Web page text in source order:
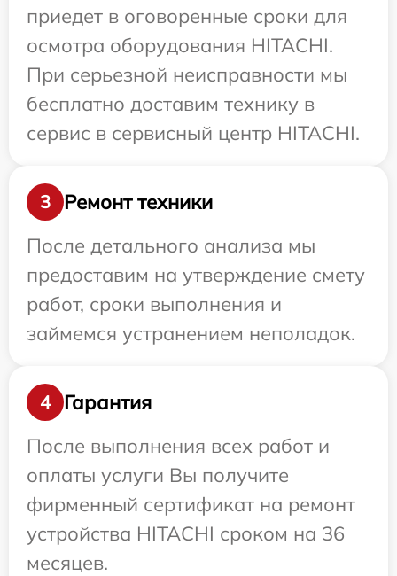
приедет в оговоренные сроки для
осмотра оборудования HITACHI.
При серьезной неисправности мы
бесплатно доставим технику в
сервис в сервисный центр HITACHI.
3
Ремонт техники
После детального анализа мы
предоставим на утверждение смету
работ, сроки выполнения и
займемся устранением неполадок.
4
Гарантия
После выполнения всех работ и
оплаты услуги Вы получите
фирменный сертификат на ремонт
устройства HITACHI сроком на 36
месяцев.